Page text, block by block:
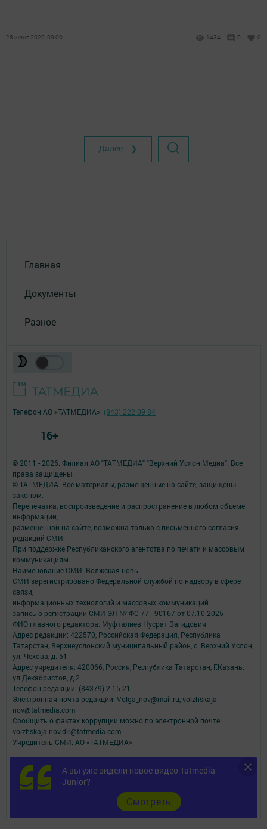
28 июня 2020, 09:00 1434 0 0
Далее ❯
Главная
Документы
Разное
А вы уже видели новое видео Tatmedia
Junior?
Cмотреть
© 2011 - 2026. Филиал АО "ТАТМЕДИА" "Верхний Услон Медиа". Все
права защищены.
© ТАТМЕДИА. Все материалы, размещенные на сайте, защищены
законом.
Перепечатка, воспроизведение и распространение в любом объеме
информации,
размещенной на сайте, возможна только с письменного согласия
редакций СМИ.
При поддержке Республиканского агентства по печати и массовым
коммуникациям.
Наименование СМИ: Волжская новь
СМИ зарегистрировано Федеральной службой по надзору в сфере
связи,
информационных технологий и массовых коммуникаций
запись о регистрации СМИ ЭЛ № ФС 77 - 90167 от 07.10.2025
ФИО главного редактора: Муфталиев Нусрат Загидович
Адрес редакции: 422570, Российская Федерация, Республика
Татарстан, Верхнеуслонский муниципальный район, с. Верхний Услон,
ул. Чехова, д. 51
Адрес учредителя: 420066, Россия, Республика Татарстан, Г.Казань,
ул.Декабристов, д.2
Телефон редакции: (84379) 2-15-21
Электронная почта редакции: Volga_nov@mail.ru, volzhskaja-
nov@tatmedia.com
Сообщить о фактах коррупции можно по электронной почте:
volzhskaja-nov.dir@tatmedia.com
Учредитель СМИ: АО «ТАТМЕДИА»
Антикоррупционная политика
АО «ТАТМЕДИА» использует «cookie»для персонализации сервисов и
удобства пользователей сайтом.
Использование «cookie» можно отменить в настройках браузера.
Политика конфиденциальности
Телефон АО «ТАТМЕДИА»: (843) 222 09 84
16+